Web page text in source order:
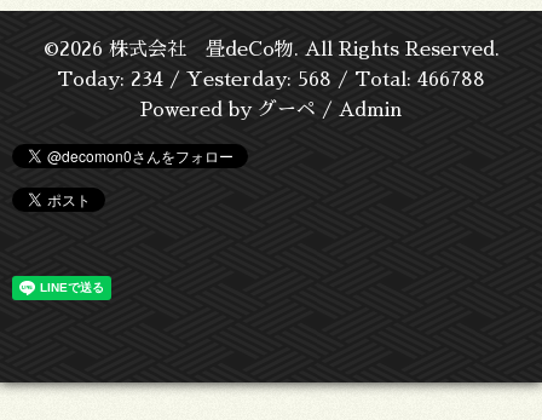
©2026 株式会社 畳deCo物. All Rights Reserved.
Today: 234 / Yesterday: 568 / Total: 466788
Powered by グーペ / Admin